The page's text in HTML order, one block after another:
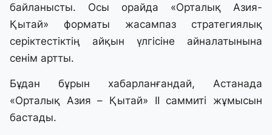
байланысты. Осы орайда «Орталық Азия-
Қытай» форматы жасампаз стратегиялық
серіктестіктің айқын үлгісіне айналатынына
сенім артты.
Бұдан бұрын хабарланғандай, Астанада
«Орталық Азия – Қытай» ІІ саммиті жұмысын
бастады.